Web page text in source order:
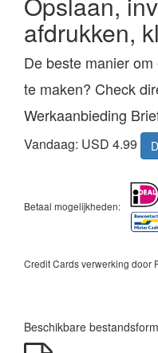
afdrukken,
De beste manier
te maken? Check
Werkaanbieding
Vandaag: USD 4.99
Betaal mogelijkheden:
Credit Cards verwerking door
Beschikbare